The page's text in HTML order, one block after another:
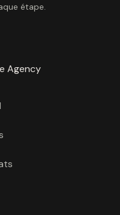
étape.
Agency